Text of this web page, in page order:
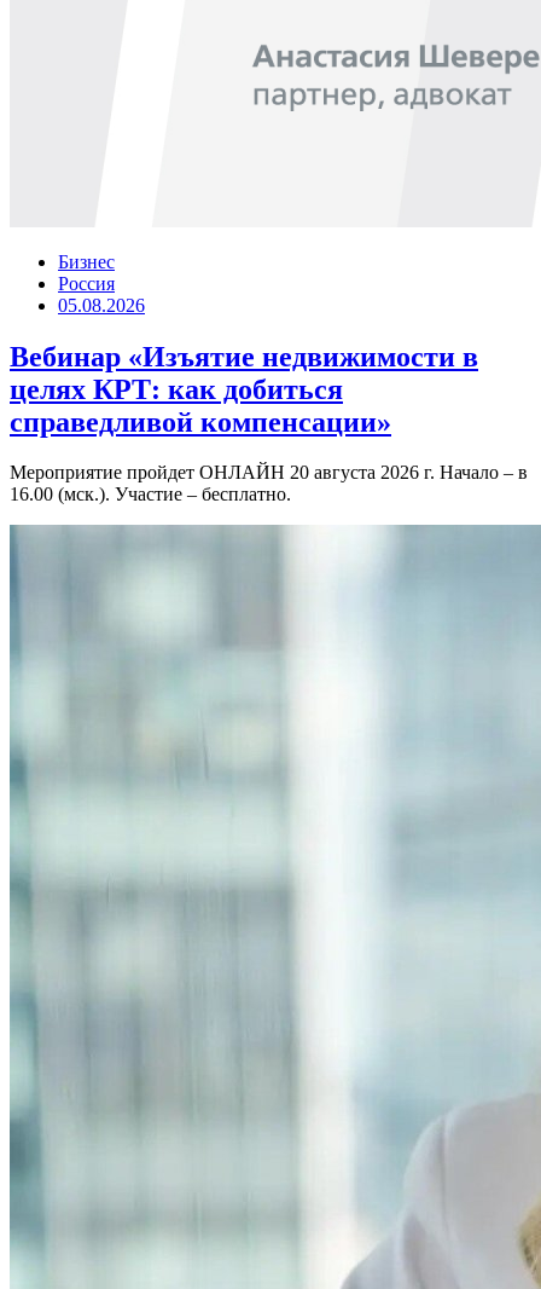
Бизнес
Россия
05.08.2026
Вебинар «Изъятие недвижимости в
целях КРТ: как добиться
справедливой компенсации»
Мероприятие пройдет ОНЛАЙН 20 августа 2026 г. Начало – в
16.00 (мск.). Участие – бесплатно.